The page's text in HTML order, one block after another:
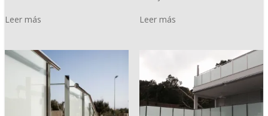
Leer más Leer más